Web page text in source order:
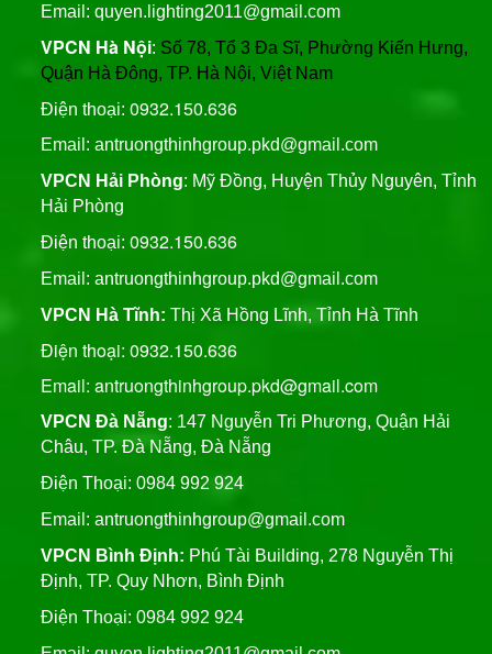
Cao Áp
Email: quyen.lighting2011@gmail.com
VPCN Hà Nội: Số 78, Tổ 3 Đa Sĩ, Phường Kiến Hưng,
Quận Hà Đông, TP. Hà Nội, Việt Nam
Điện thoại: 0932.150.636
Email: antruongthinhgroup.pkd@gmail.com
VPCN Hải Phòng: Mỹ Đồng, Huyện Thủy Nguyên, Tỉnh
Hải Phòng
Điện thoại: 0932.150.636
Email: antruongthinhgroup.pkd@gmail.com
VPCN Hà Tĩnh: Thị Xã Hồng Lĩnh, Tỉnh Hà Tĩnh
Điện thoại: 0932.150.636
Email: antruongthinhgroup.pkd@gmail.com
VPCN Đà Nẵng: 147 Nguyễn Tri Phương, Quận Hải
Châu, TP. Đà Nẵng, Đà Nẵng
Điện Thoại: 0984 992 924
Email: antruongthinhgroup@gmail.com
VPCN Bình Định: Phú Tài Building, 278 Nguyễn Thị
Định, TP. Quy Nhơn, Bình Định
Điện Thoại: 0984 992 924